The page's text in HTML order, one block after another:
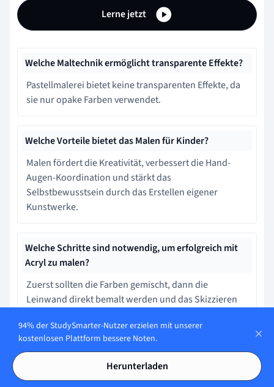
Lerne jetzt
Welche Maltechnik ermöglicht transparente Effekte?
Pastellmalerei bietet keine transparenten Effekte, da
sie nur opake Farben verwendet.
Welche Vorteile bietet das Malen für Kinder?
Malen fördert die Kreativität, verbessert die Hand-
Augen-Koordination und stärkt das
Selbstbewusstsein durch das Erstellen eigener
Kunstwerke.
Welche Schritte sind notwendig, um erfolgreich mit
Acryl zu malen?
Zuerst sollten die Farben gemischt, dann die
Leinwand direkt bemalt werden und das Skizzieren
Wer hat die Pinselstrichtechnik revolutioniert?
Es war Jackson Pollock, der die Pinselstrichtechnik
94% der StudySmarter-Nutzer erzielen mit unserer
kostenlosen Plattform bessere Noten.
Herunterladen